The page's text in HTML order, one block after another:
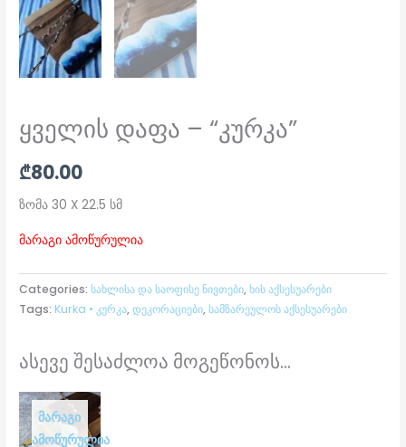
ყველის დაფა – “კურკა”
₾80.00
ზომა 30 X 22.5 სმ
მარაგი ამოწურულია
Categories:სახლისა და საოფისე ნივთები,ხის აქსესუარები
Tags: Kurka • კურკა,დეკორაციები,სამზარეულოს აქსესუარები
ასევე შესაძლოა მოგეწონოს...
ᲛᲐᲠᲐᲒᲘ
ᲐᲛᲝᲬᲣᲠᲣᲚᲘᲐ